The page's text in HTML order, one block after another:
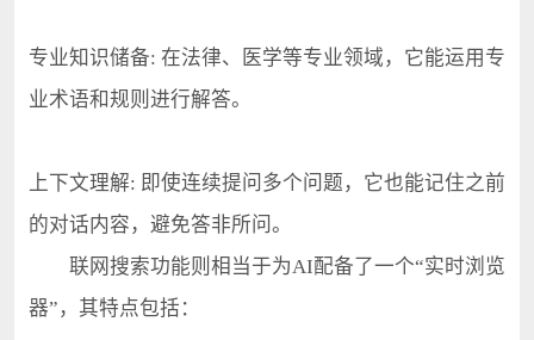
专业知识储备: 在法律、医学等专业领域，它能运用专
业术语和规则进行解答。
上下文理解: 即使连续提问多个问题，它也能记住之前
的对话内容，避免答非所问。
联网搜索功能则相当于为AI配备了一个“实时浏览
器”，其特点包括：